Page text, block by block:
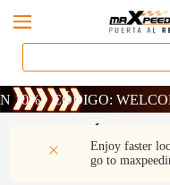
CÓDIGO: WELCOME
CÓDIGO: WELCOME
CÓDIGO: WELCOME
Enjoy faster
go to
DESCRIPCIÓN